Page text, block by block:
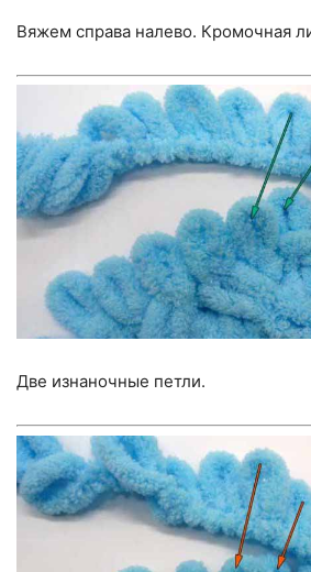
Вяжем справа налево. Кромочная
Две изнаночные петли.